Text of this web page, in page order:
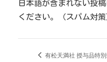
日本語が含まれない投
ください。（スパム対策
有松天満社 授与品特